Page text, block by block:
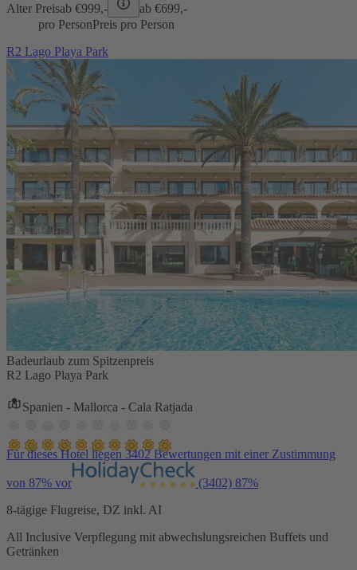
Alter Preisab €999,- ab €699,-
pro PersonPreis pro Person
R2 Lago Playa Park
Badeurlaub zum Spitzenpreis
R2 Lago Playa Park
Spanien - Mallorca - Cala Ratjada
Für dieses Hotel liegen 3402 Bewertungen mit einer Zustimmung
von 87% vor (3402) 87%
8-tägige Flugreise, DZ inkl. AI
All Inclusive Verpflegung mit abwechslungsreichen Buffets und
Getränken